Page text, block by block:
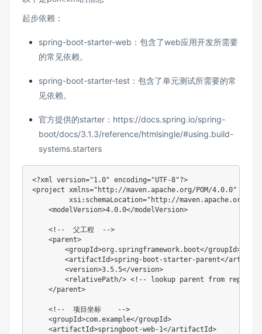
起步依赖：
spring-boot-starter-web：包含了web应用开发所需要
的常见依赖。
spring-boot-starter-test：包含了单元测试所需要的常
见依赖。
官方提供的starter： https://docs.spring.io/spring-
boot/docs/3.1.3/reference/htmlsingle/#using.build-
systems.starters
<?xml version="1.0" encoding="UTF-8"?>
<project xmlns=" http://maven.apache.org/POM/4.0.0"
xsi: schemaLocation=" http://maven.apache.org/
<modelVersion>4.0.0</modelVersion>
<!--  父工程  -->
<parent>
<groupId>org.springframework.boot</groupId>
<artifactId>spring-boot-starter-parent</
<version>3.5.5</version>
<relativePath/> <!-- lookup parent from
</parent>
<!--  项目坐标    -->
<groupId>com.example</groupId>
<artifactId>springboot-web-1</artifactId>